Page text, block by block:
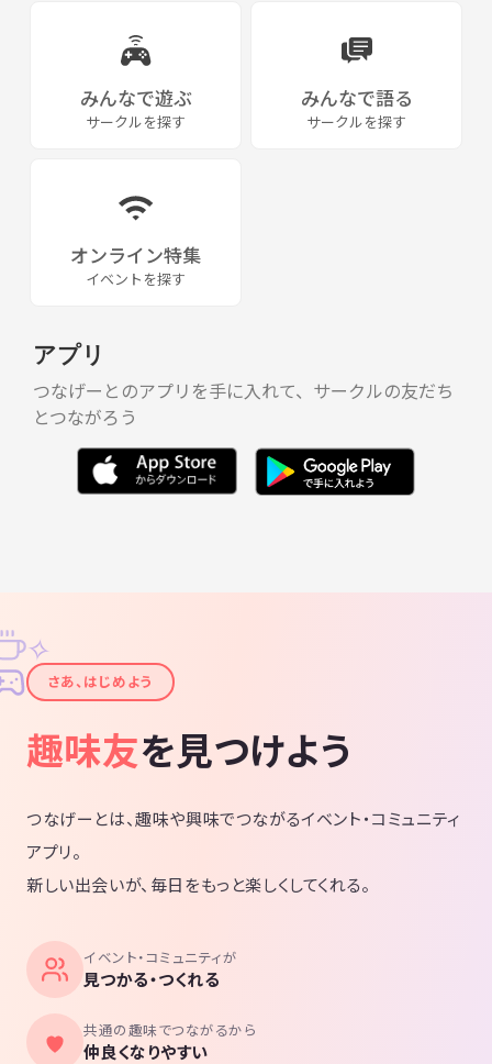
みんなで遊ぶ
サークルを探す
みんなで語る
サークルを探す
オンライン特集
イベントを探す
アプリ
つなげーとのアプリを手に入れて、サークルの友だち
とつながろう
✦
✧
さあ、はじめよう
趣味友を見つけよう
つなげーとは、趣味や興味でつながるイベント・コミュニティ
アプリ。
新しい出会いが、毎日をもっと楽しくしてくれる。
イベント・コミュニティが
見つかる・つくれる
共通の趣味でつながるから
仲良くなりやすい